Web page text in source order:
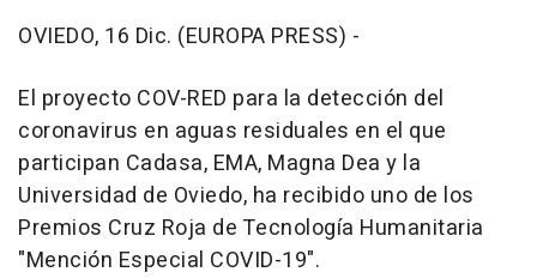
OVIEDO, 16 Dic. (EUROPA PRESS) -
El proyecto COV-RED para la detección del
coronavirus en aguas residuales en el que
participan Cadasa, EMA, Magna Dea y la
Universidad de Oviedo, ha recibido uno de los
Premios Cruz Roja de Tecnología Humanitaria
"Mención Especial COVID-19".